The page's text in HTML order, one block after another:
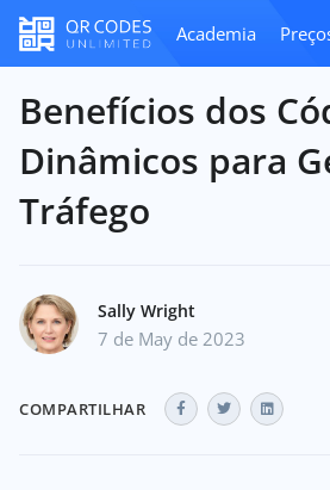
Academia
Benefícios dos
Dinâmicos para
Tráfego
Sally Wright
7 de May de 2023
COMPARTILHAR